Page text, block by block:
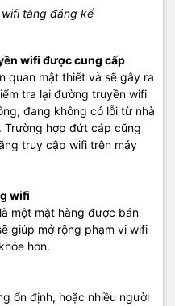
tăng đáng kể
wifi được cung cấp
quan mật thiết và sẽ gây ra
tra lại đường truyền wifi
đang không có lỗi từ nhà
Trường hợp đứt cáp cũng
truy cập wifi trên máy
wifi
một mặt hàng được bán
giúp mở rộng phạm vi wifi
hơn.
ổn định, hoặc nhiều người